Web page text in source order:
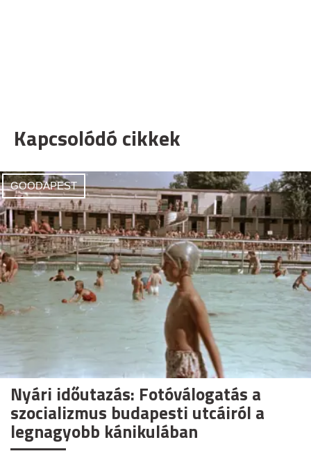
Kapcsolódó cikkek
GOODAPEST
Nyári időutazás: Fotóválogatás a
szocializmus budapesti utcáiról a
legnagyobb kánikulában